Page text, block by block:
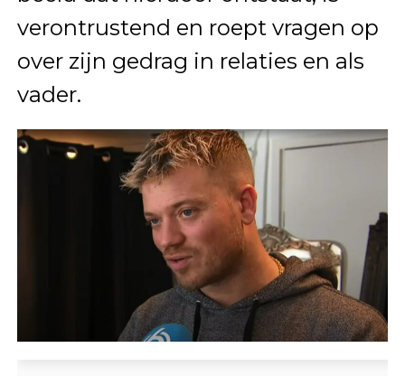
verontrustend en roept vragen op
over zijn gedrag in relaties en als
vader.